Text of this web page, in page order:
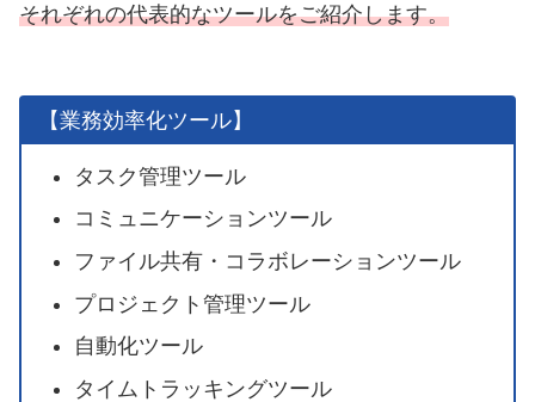
それぞれの代表的なツールをご紹介します。
【業務効率化ツール】
タスク管理ツール
コミュニケーションツール
ファイル共有・コラボレーションツール
プロジェクト管理ツール
自動化ツール
タイムトラッキングツール